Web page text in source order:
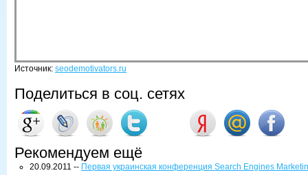
Источник: seodemotivators.ru
Поделиться в соц. сетях
Рекомендуем ещё
20.09.2011 -- Первая украинская конференция Search Engines